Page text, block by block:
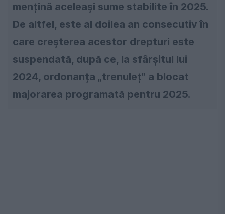
mențină aceleași sume stabilite în 2025.
De altfel, este al doilea an consecutiv în
care creșterea acestor drepturi este
suspendată, după ce, la sfârșitul lui
2024, ordonanța „trenuleț” a blocat
majorarea programată pentru 2025.